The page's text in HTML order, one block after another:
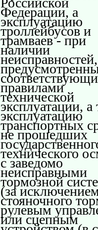
Федерации, а
эксплуатацию
троллейбусов и
трамваев - при
наличии
неисправностей,
правилами
технической
эксплуатации, а
эксплуатацию
транспортных
не прошедших
технического
с заведомо
неисправными
тормозной
(за
стояночного
рулевым
или сцепным